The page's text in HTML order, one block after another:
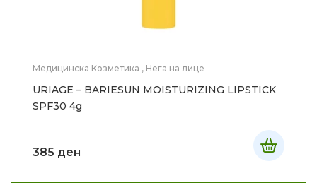
Медицинска Козметика , Нега на лице
URIAGE – BARIESUN MOISTURIZING LIPSTICK
SPF30 4g
385 ден